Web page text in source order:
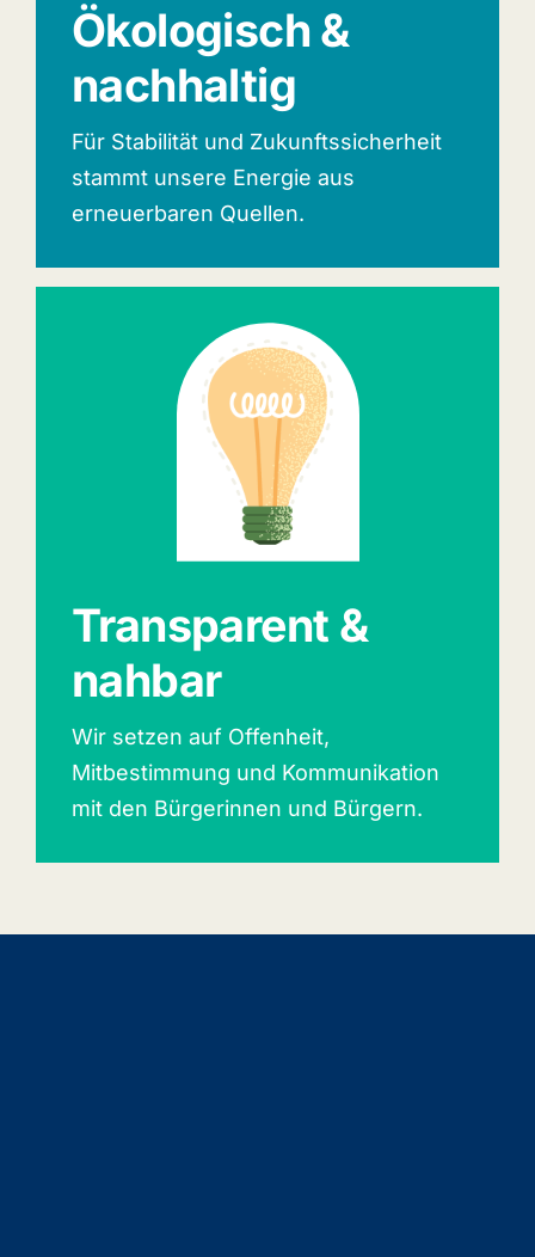
Ökologisch &
nachhaltig
Für Stabilität und Zukunftssicherheit
stammt unsere Energie aus
erneuerbaren Quellen.
Transparent &
nahbar
Wir setzen auf Offenheit,
Mitbestimmung und Kommunikation
mit den Bürgerinnen und Bürgern.